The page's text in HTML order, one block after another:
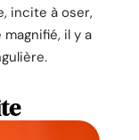
incite à oser,
il y a